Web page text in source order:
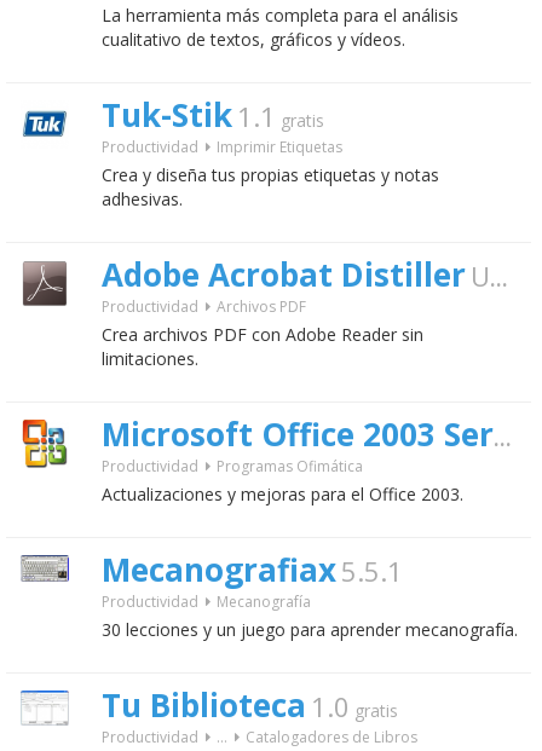
La herramienta más completa para el análisis
cualitativo de textos, gráficos y vídeos.
Tuk-Stik 1.1 gratis
Productividad Imprimir Etiquetas
Crea y diseña tus propias etiquetas y notas
adhesivas.
Adobe Acrobat Distiller Update 4.01
Productividad Archivos PDF
Crea archivos PDF con Adobe Reader sin
limitaciones.
Microsoft Office 2003 Service Pack 3
Productividad Programas Ofimática
Actualizaciones y mejoras para el Office 2003.
Mecanografiax5.5.1
Productividad Mecanografía
30 lecciones y un juego para aprender mecanografía.
Tu Biblioteca 1.0 gratis
Productividad ... Catalogadores de Libros